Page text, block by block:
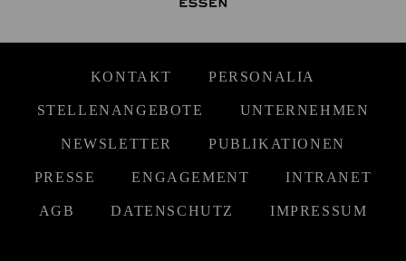
KONTAKT PERSONALIA
STELLENANGEBOTE UNTERNEHMEN
NEWSLETTER PUBLIKATIONEN
PRESSE ENGAGEMENT INTRANET
AGB DATENSCHUTZ IMPRESSUM